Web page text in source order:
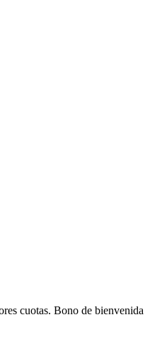
cuotas. Bono de bienvenida